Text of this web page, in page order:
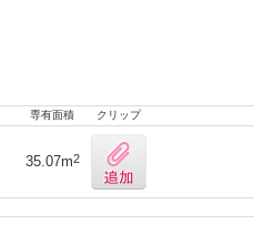
専有面積 クリップ
35.07m2